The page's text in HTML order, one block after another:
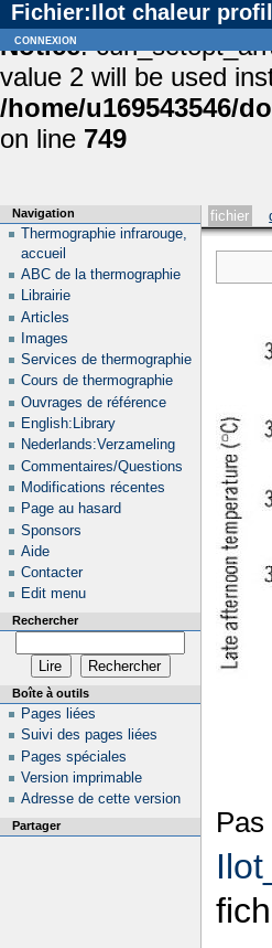
Notice:
value 2 will be used
/home/u169543546/
on line 749
Fichier:Ilot chaleur
fichier
Navigation
Thermographie infrarouge,
accueil
ABC de la thermographie
Librairie
Articles
Images
Services de thermographie
Cours de thermographie
Ouvrages de référence
English:Library
Nederlands:Verzameling
Commentaires/Questions
Modifications récentes
Page au hasard
Sponsors
Aide
Contacter
Edit menu
Rechercher
Boîte à outils
Pages liées
Suivi des pages liées
Pages spéciales
Version imprimable
Adresse de cette version
Partager
connexion